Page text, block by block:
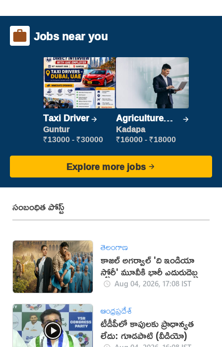
Jobs near you
Taxi Driver
Guntur
₹13000 - ₹30000
Agriculture
Labour
Kadapa
₹16000 - ₹18000
Explore more jobs
సంబంధిత పోస్ట్
తెలంగాణ
కాజల్ అగర్వాల్ 'ది ఇండియా
స్టోరీ' మూవీకి భారీ ఎదురుదెబ్బ
Aug 04, 2026, 17:08 IST
ఆంధ్రప్రదేశ్
టీడీపీలో కాపులకు ప్రాధాన్యత
లేదు: గూడపాటి (వీడియో)